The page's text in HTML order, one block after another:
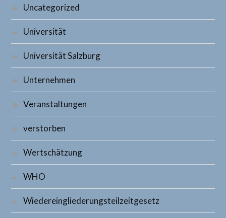
Uncategorized
Universität
Universität Salzburg
Unternehmen
Veranstaltungen
verstorben
Wertschätzung
WHO
Wiedereingliederungsteilzeitgesetz